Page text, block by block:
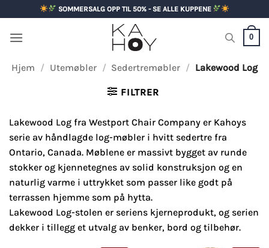
to
content
SOMMERSALG OPP TIL 50% - SE ALLE KUPPENE
0
Hjem / Utemøbler / Sedertremøbler / Lakewood Log
FILTRER
Lakewood Log fra Westport Chair Company er Kahoys
serie av håndlagde log-møbler i hvitt sedertre fra
Ontario, Canada. Møblene er massivt bygget av runde
stokker og kjennetegnes av solid konstruksjon og en
naturlig varme i uttrykket som passer like godt på
terrassen hjemme som på hytta.
Lakewood Log-stolen er seriens kjerneprodukt, og serien
dekker i tillegg et utvalg av benker, bord og tilbehør.